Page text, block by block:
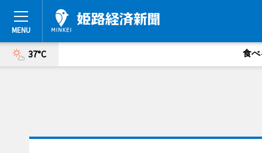
37°C 食べ